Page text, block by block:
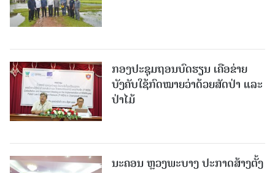
ກອງປະຊຸມຖອນບົດຮຽນ ເຄືອຂ່າຍ
ບັງຄັບໃຊ້ກົດໝາຍວ່າດ້ວຍສັດປ່າ ແລະ
ປ່າໄມ້
ນະຄອນ ຫຼວງພະບາງ ປະ​ກາດ​ສ້າງ​ຕັ້ງ